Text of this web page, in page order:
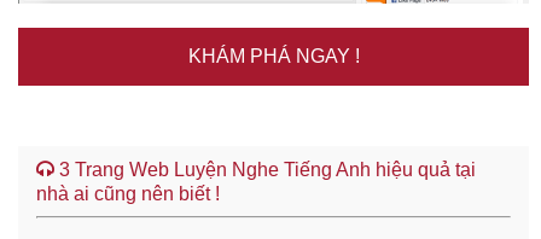
KHÁM PHÁ NGAY !
3 Trang Web Luyện Nghe Tiếng Anh hiệu quả tại
nhà ai cũng nên biết !